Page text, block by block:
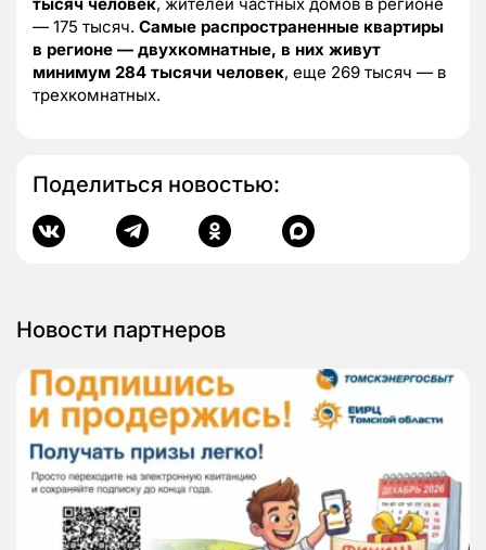
— 175 тысяч. Самые распространенные квартиры
в регионе — двухкомнатные, в них живут
минимум 284 тысячи человек, еще 269 тысяч — в
трехкомнатных.
Поделиться новостью:
Новости партнеров